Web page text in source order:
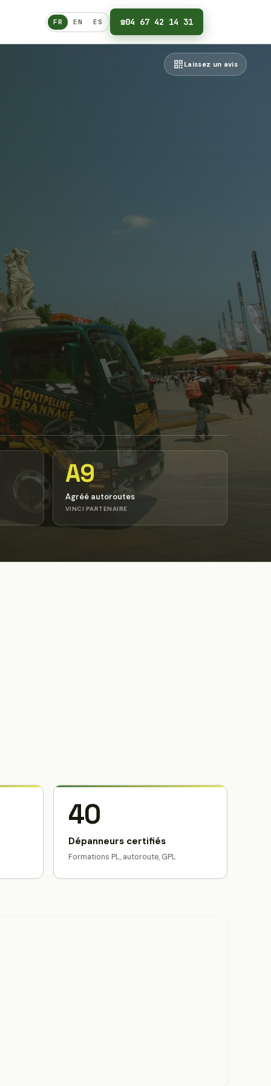
Français
FR EN ES ☎04 67 42 14 31
Laissez un avis
A9
Agréé autoroutes
VINCI PARTENAIRE
40
Dépanneurs certifiés
Formations PL, autoroute, GPL